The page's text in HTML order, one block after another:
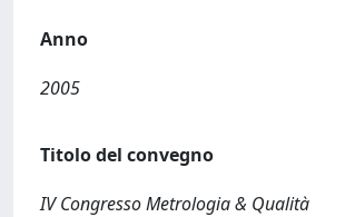
Anno
2005
Titolo del convegno
IV Congresso Metrologia & Qualità